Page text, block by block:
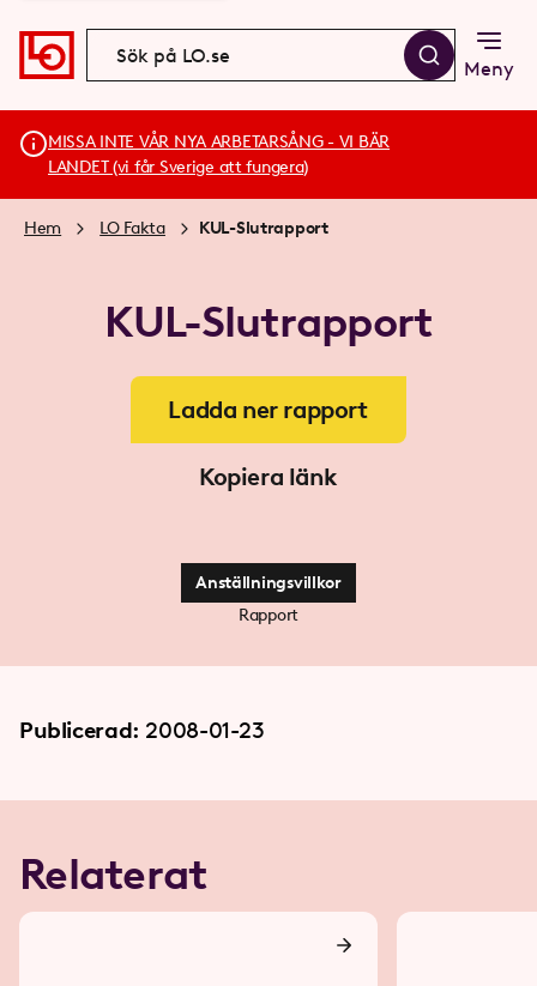
Meny
MISSA INTE VÅR NYA ARBETARSÅNG - VI BÄR
LANDET (vi får Sverige att fungera)
Hem LO Fakta KUL-Slutrapport
KUL-Slutrapport
Ladda ner rapport
Kopiera länk
Anställningsvillkor
Rapport
Publicerad: 2008-01-23
Relaterat